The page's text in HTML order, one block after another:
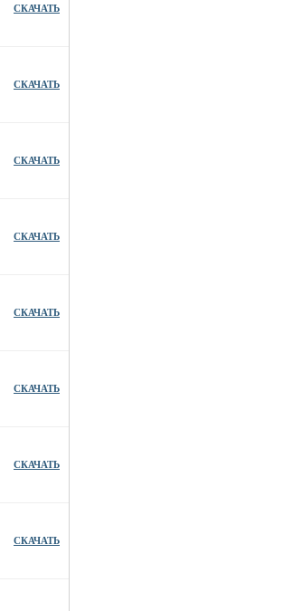
СКАЧАТЬ
СКАЧАТЬ
СКАЧАТЬ
СКАЧАТЬ
СКАЧАТЬ
СКАЧАТЬ
СКАЧАТЬ
СКАЧАТЬ